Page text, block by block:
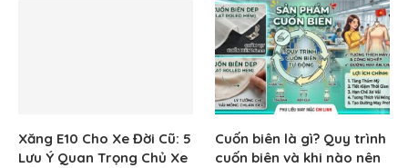
Xăng E10 Cho Xe Đời Cũ: 5
Lưu Ý Quan Trọng Chủ Xe
Cuốn biên là gì? Quy trình
cuốn biên và khi nào nên